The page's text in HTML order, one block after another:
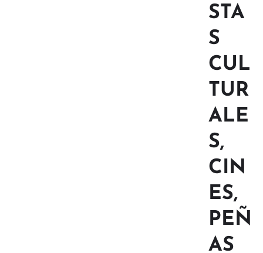
STA
S
CUL
TUR
ALE
S,
CIN
ES,
PEÑ
AS